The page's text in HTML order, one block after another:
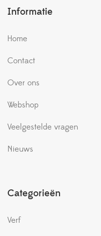
Informatie
Home
Contact
Over ons
Webshop
Veelgestelde vragen
Nieuws
Categorieën
Verf